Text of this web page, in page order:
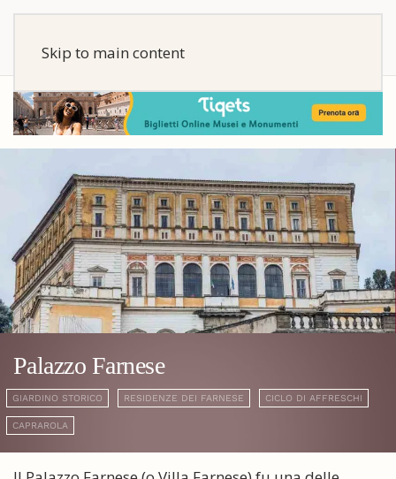
Skip to main content
Palazzo Farnese
GIARDINO STORICO RESIDENZE DEI FARNESE CICLO DI AFFRESCHI
CAPRAROLA